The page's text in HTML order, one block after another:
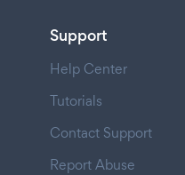
Support
Help Center
Tutorials
Contact Support
Report Abuse